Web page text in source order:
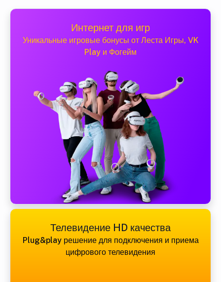
Интернет для игр
Уникальные игровые бонусы от Леста Игры, VK
Play и Фогейм
Телевидение HD качества
Plug&play решение для подключения и приема
цифрового телевидения